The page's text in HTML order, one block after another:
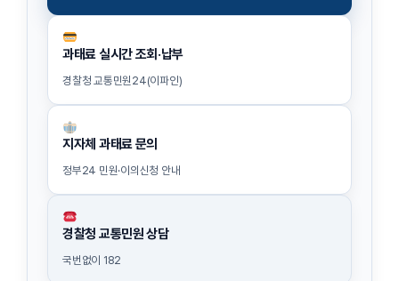
과태료 실시간 조회·납부
경찰청 교통민원24(이파인)
지자체 과태료 문의
정부24 민원·이의신청 안내
경찰청 교통민원 상담
국번없이 182